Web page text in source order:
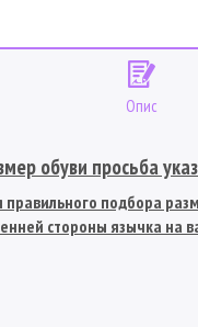
Опис
обуви просьба
правильного подбора
стороны язычка на